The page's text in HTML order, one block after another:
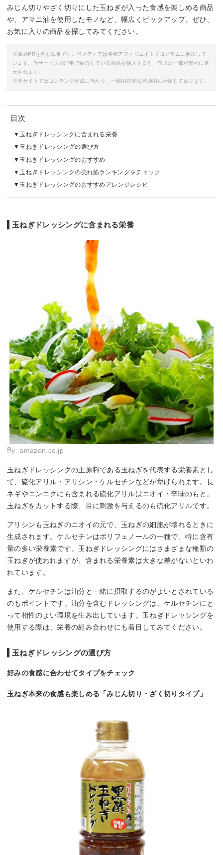
みじん切りやざく切りにした玉ねぎが入った食感を楽しめる商品
や、アマニ油を使用したモノなど、幅広くピックアップ。ぜひ、
お気に入りの商品を探してみてください。
※商品PRを含む記事です。当メディアは各種アフィリエイトプログラムに参加して
います。当サービスの記事で紹介している商品を購入すると、売上の一部が弊社に還
元されます。
※本サイトではコンテンツ作成に当たり、一部AI技術を補助的に活用しております。
目次
玉ねぎドレッシングに含まれる栄養
玉ねぎドレッシングの選び方
玉ねぎドレッシングのおすすめ
玉ねぎドレッシングの売れ筋ランキングをチェック
玉ねぎドレッシングのおすすめアレンジレシピ
玉ねぎドレッシングに含まれる栄養
By:amazon.co.jp
玉ねぎドレッシングの主原料である玉ねぎを代表する栄養素とし
て、硫化アリル・アリシン・ケルセチンなどが挙げられます。長
ネギやニンニクにも含まれる硫化アリルはニオイ・辛味のもと。
玉ねぎをカットする際、目に刺激を与えるのも硫化アリルです。
アリシンも玉ねぎのニオイの元で、玉ねぎの細胞が壊れるときに
生成されます。ケルセチンはポリフェノールの一種で、特に含有
量の多い栄養素です。玉ねぎドレッシングにはさまざまな種類の
玉ねぎが使われますが、含まれる栄養素は大きな差がないといわ
れています。
また、ケルセチンは油分と一緒に摂取するのがよいとされている
のもポイントです。油分を含むドレッシングは、ケルセチンにと
って相性のよい環境を生み出しています。玉ねぎドレッシングを
使用する際は、栄養の組み合わせにも着目してみてください。
玉ねぎドレッシングの選び方
好みの食感に合わせてタイプをチェック
玉ねぎ本来の食感も楽しめる「みじん切り・ざく切りタイプ」